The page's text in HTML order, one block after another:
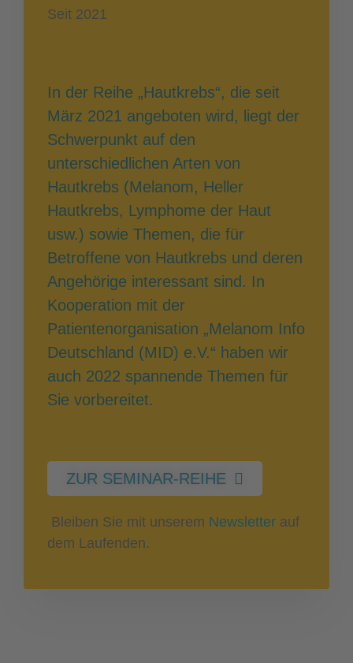
Seit 2021
In der Reihe „Hautkrebs“, die seit
März 2021 angeboten wird, liegt der
Schwerpunkt auf den
unterschiedlichen Arten von
Hautkrebs (Melanom, Heller
Hautkrebs, Lymphome der Haut
usw.) sowie Themen, die für
Betroffene von Hautkrebs und deren
Angehörige interessant sind. In
Kooperation mit der
Patientenorganisation „Melanom Info
Deutschland (MID) e.V.“ haben wir
auch 2022 spannende Themen für
Sie vorbereitet.
ZUR SEMINAR-REIHE
Bleiben Sie mit unserem Newsletter auf
dem Laufenden.